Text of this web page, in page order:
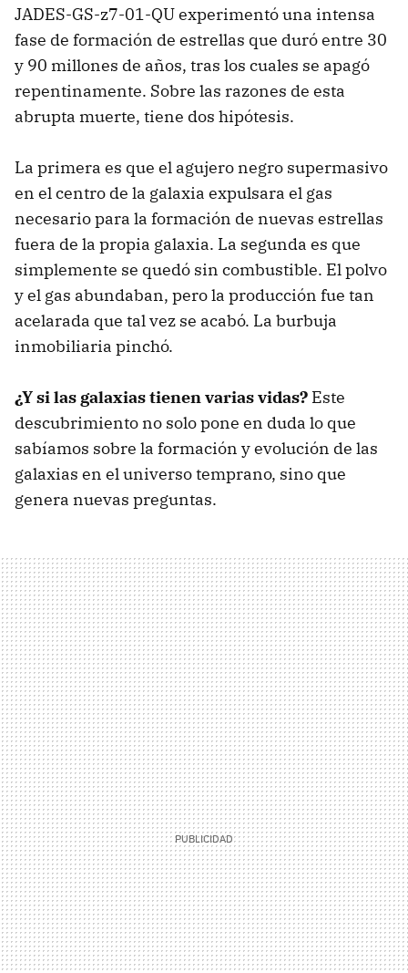
JADES-GS-z7-01-QU experimentó una intensa
fase de formación de estrellas que duró entre 30
y 90 millones de años, tras los cuales se apagó
repentinamente. Sobre las razones de esta
abrupta muerte, tiene dos hipótesis.
La primera es que el agujero negro supermasivo
en el centro de la galaxia expulsara el gas
necesario para la formación de nuevas estrellas
fuera de la propia galaxia. La segunda es que
simplemente se quedó sin combustible. El polvo
y el gas abundaban, pero la producción fue tan
acelarada que tal vez se acabó. La burbuja
inmobiliaria pinchó.
¿Y si las galaxias tienen varias vidas? Este
descubrimiento no solo pone en duda lo que
sabíamos sobre la formación y evolución de las
galaxias en el universo temprano, sino que
genera nuevas preguntas.